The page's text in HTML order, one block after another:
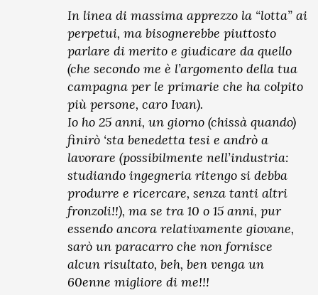
In linea di massima apprezzo la “lotta” ai
perpetui, ma bisognerebbe piuttosto
parlare di merito e giudicare da quello
(che secondo me è l’argomento della tua
campagna per le primarie che ha colpito
più persone, caro Ivan).
Io ho 25 anni, un giorno (chissà quando)
finirò ‘sta benedetta tesi e andrò a
lavorare (possibilmente nell’industria:
studiando ingegneria ritengo si debba
produrre e ricercare, senza tanti altri
fronzoli!!), ma se tra 10 o 15 anni, pur
essendo ancora relativamente giovane,
sarò un paracarro che non fornisce
alcun risultato, beh, ben venga un
60enne migliore di me!!!